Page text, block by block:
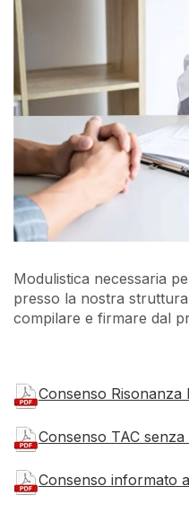
Modulistica necessaria
presso la nostra
compilare e firmare dal
Consenso Risonanza
Consenso TAC
Consenso informato